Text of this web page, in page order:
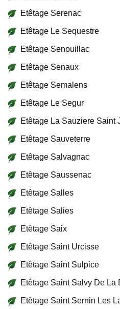
Etêtage Serenac
Etêtage Le Sequestre
Etêtage Senouillac
Etêtage Senaux
Etêtage Semalens
Etêtage Le Segur
Etêtage La Sauziere Saint
Etêtage Sauveterre
Etêtage Salvagnac
Etêtage Saussenac
Etêtage Salles
Etêtage Salies
Etêtage Saix
Etêtage Saint Urcisse
Etêtage Saint Sulpice
Etêtage Saint Salvy De La
Etêtage Saint Sernin Les